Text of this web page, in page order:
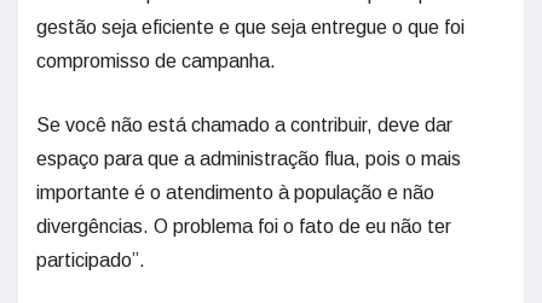
gestão seja eficiente e que seja entregue o que foi
compromisso de campanha.
Se você não está chamado a contribuir, deve dar
espaço para que a administração flua, pois o mais
importante é o atendimento à população e não
divergências. O problema foi o fato de eu não ter
participado”.